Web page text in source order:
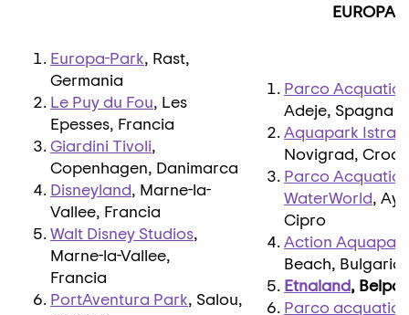
Europa-Park, Rast,
Germania
Le Puy du Fou, Les
Epesses, Francia
Giardini Tivoli,
Copenhagen, Danimarca
Disneyland, Marne-la-
Vallee, Francia
Walt Disney Studios,
Marne-la-Vallee,
Francia
PortAventura Park, Salou,
EUROPA
Parco
Adeje, Spagna
Aquapark
Novigrad,
Parco
WaterWorld,
Cipro
Action
Beach, Bulgaria
Etnaland,
Parco